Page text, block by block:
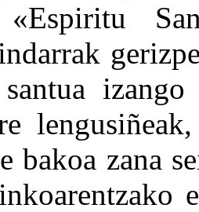
«Espiritu
izango
bakoa zana